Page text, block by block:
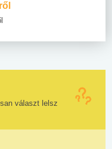
választ lelsz